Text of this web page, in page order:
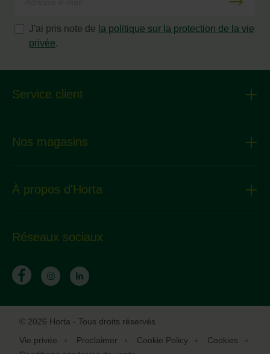
J'ai pris note de la politique sur la protection de la vie
privée.
Service client
Nos magasins
À propos d'Horta
Réseaux sociaux
© 2026 Horta - Tous droits réservés
Vie privée
Proclaimer Cookie Policy
Cookies